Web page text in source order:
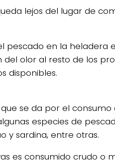
lejos del lugar de
pescado en la heladera
olor al resto de los
disponibles.
se da por el consumo
especies de
y sardina, entre otras.
es consumido crudo o